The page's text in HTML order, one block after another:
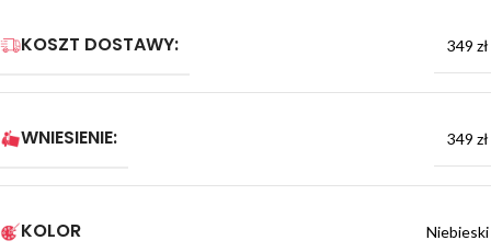
KOSZT DOSTAWY: 349 zł
WNIESIENIE: 349 zł
KOLOR Niebieski